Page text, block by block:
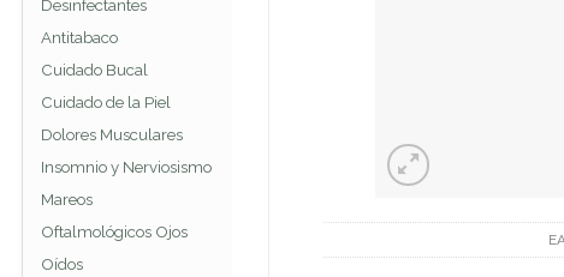
Desinfectantes
Antitabaco
Cuidado Bucal
Cuidado de la Piel
Dolores Musculares
Insomnio y Nerviosismo
Mareos
Oftalmológicos Ojos
Oídos